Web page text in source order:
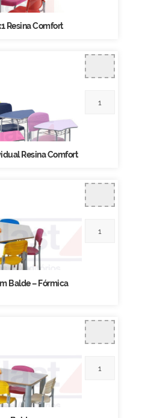
Resina Comfort
Resina Comfort
Balde – Fórmica